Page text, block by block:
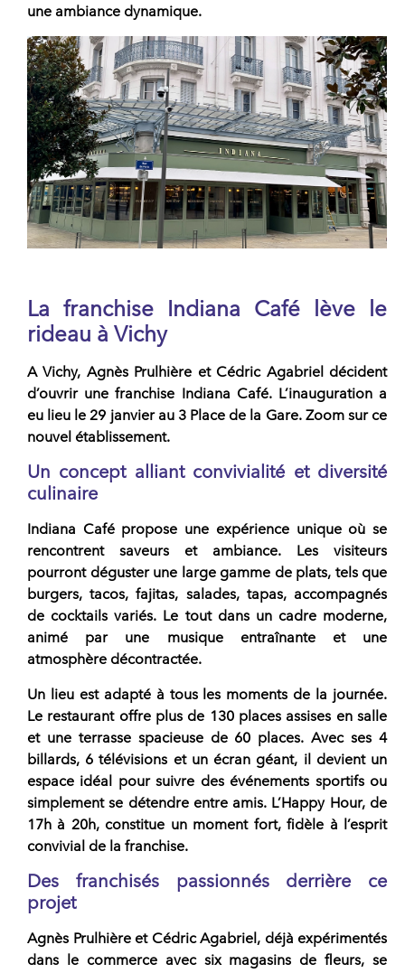
une ambiance dynamique.
La franchise Indiana Café lève le
rideau à Vichy
A Vichy, Agnès Prulhière et Cédric Agabriel décident
d’ouvrir unefranchise Indiana Café. L’inauguration a
eu lieu le 29 janvier au 3 Place de la Gare. Zoom sur ce
nouvel établissement.
Un concept alliant convivialité et diversité
culinaire
Indiana Cafépropose une expérience unique où se
rencontrent saveurs et ambiance. Les visiteurs
pourront déguster une large gamme de plats, tels que
burgers, tacos, fajitas, salades, tapas, accompagnés
de cocktails variés. Le tout dans un cadre moderne,
animé par une musique entraînante et une
atmosphère décontractée.
Un lieu est adapté à tous les moments de la journée.
Le restaurant offre plus de 130 places assises en salle
et une terrasse spacieuse de 60 places. Avec ses 4
billards, 6 télévisions et un écran géant, il devient un
espace idéal pour suivre des événements sportifs ou
simplement se détendre entre amis. L’Happy Hour, de
17h à 20h, constitue un moment fort, fidèle à l’esprit
convivial de la franchise.
Des franchisés passionnés derrière ce
projet
Agnès Prulhière et Cédric Agabriel, déjà expérimentés
dans le commerce avec six magasins de fleurs, se